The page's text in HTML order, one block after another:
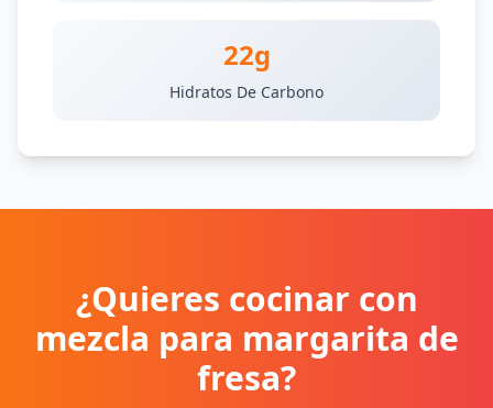
22g
Hidratos De Carbono
¿Quieres cocinar con
mezcla para margarita de
fresa?